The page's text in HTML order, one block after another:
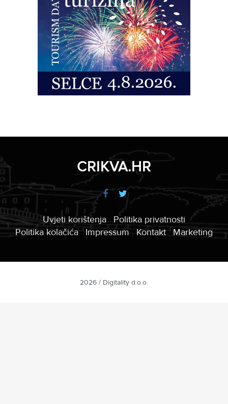
CRIKVA.HR
Uvjeti korištenja
Politika privatnosti
Politika kolačića
Impressum Kontakt Marketing
2026 / Digitality d.o.o.